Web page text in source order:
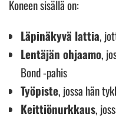
Koneen sisällä on:
Läpinäkyvä lattia,
Lentäjän ohjaamo,
Bond -pahis
Työpiste, jossa hän
Keittiönurkkaus,